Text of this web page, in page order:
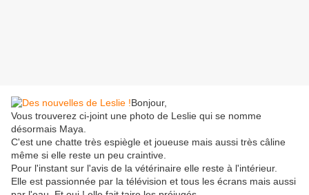
Bonjour,
Vous trouverez ci-joint une photo de Leslie qui se nomme
désormais Maya.
C'est une chatte très espiègle et joueuse mais aussi très câline
même si elle reste un peu craintive.
Pour l'instant sur l'avis de la vétérinaire elle reste à l'intérieur.
Elle est passionnée par la télévision et tous les écrans mais aussi